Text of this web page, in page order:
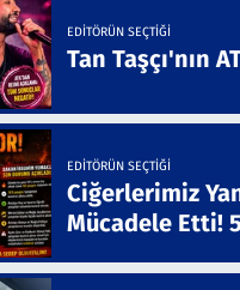
EDITÖRÜN SEÇTIĞI
Tan Taşçı'nın
EDITÖRÜN SEÇTIĞI
Ciğerlerimiz
Mücadele Etti!